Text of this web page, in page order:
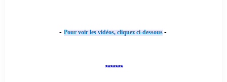
- Pour voir les vidéos, cliquez ci-dessous -
*******